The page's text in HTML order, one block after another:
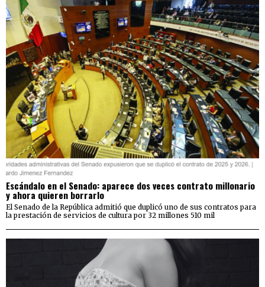
Escándalo en el Senado: aparece dos veces contrato millonario
y ahora quieren borrarlo
El Senado de la República admitió que duplicó uno de sus contratos para
la prestación de servicios de cultura por 32 millones 510 mil